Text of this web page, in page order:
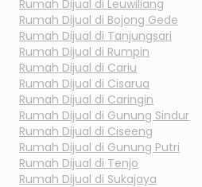
Rumah Dijual di Leuwiliang
Rumah Dijual di Bojong Gede
Rumah Dijual di Tanjungsari
Rumah Dijual di Rumpin
Rumah Dijual di Cariu
Rumah Dijual di Cisarua
Rumah Dijual di Caringin
Rumah Dijual di Gunung Sindur
Rumah Dijual di Ciseeng
Rumah Dijual di Gunung Putri
Rumah Dijual di Tenjo
Rumah Dijual di Sukajaya